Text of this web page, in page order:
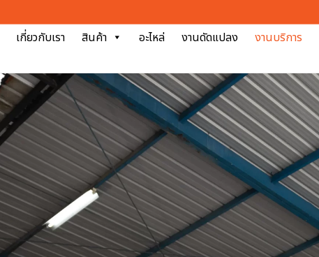
เกี่ยวกับเรา สินค้า อะไหล่ งานดัดแปลง งานบริการ